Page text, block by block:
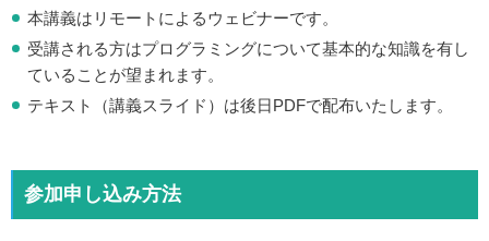
本講義はリモートによるウェビナーです。
受講される方はプログラミングについて基本的な知識を有し
ていることが望まれます。
テキスト（講義スライド）は後日PDFで配布いたします。
参加申し込み方法